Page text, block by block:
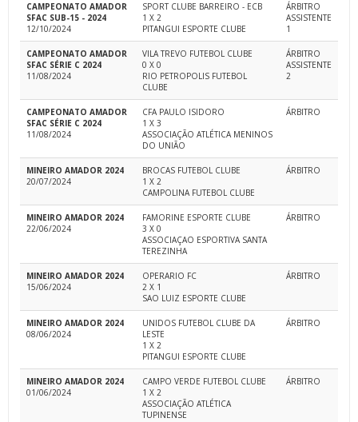
CAMPEONATO AMADOR
SFAC SUB-15 - 2024
12/10/2024
SPORT CLUBE BARREIRO - ECB
1 X 2
PITANGUI ESPORTE CLUBE
ÁRBITRO
ASSISTENTE
1
CAMPEONATO AMADOR
SFAC SÉRIE C 2024
11/08/2024
VILA TREVO FUTEBOL CLUBE
0 X 0
RIO PETROPOLIS FUTEBOL
CLUBE
ÁRBITRO
ASSISTENTE
2
CAMPEONATO AMADOR
SFAC SÉRIE C 2024
11/08/2024
CFA PAULO ISIDORO
1 X 3
ASSOCIAÇÃO ATLÉTICA MENINOS
DO UNIÃO
ÁRBITRO
MINEIRO AMADOR 2024
20/07/2024
BROCAS FUTEBOL CLUBE
1 X 2
CAMPOLINA FUTEBOL CLUBE
ÁRBITRO
MINEIRO AMADOR 2024
22/06/2024
FAMORINE ESPORTE CLUBE
3 X 0
ASSOCIAÇAO ESPORTIVA SANTA
TEREZINHA
ÁRBITRO
MINEIRO AMADOR 2024
15/06/2024
OPERARIO FC
2 X 1
SAO LUIZ ESPORTE CLUBE
ÁRBITRO
MINEIRO AMADOR 2024
08/06/2024
UNIDOS FUTEBOL CLUBE DA
LESTE
1 X 2
PITANGUI ESPORTE CLUBE
ÁRBITRO
MINEIRO AMADOR 2024
01/06/2024
CAMPO VERDE FUTEBOL CLUBE
1 X 2
ASSOCIAÇÃO ATLÉTICA
TUPINENSE
ÁRBITRO